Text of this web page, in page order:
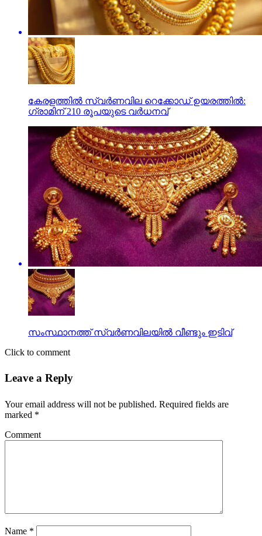
കേരളത്തില്‍ സ്വര്‍ണവില റെക്കോഡ് ഉയരത്തില്‍:
ഗ്രാമിന് 210 രൂപയുടെ വര്‍ധനവ്
സംസ്ഥാനത്ത് സ്വര്‍ണവിലയില്‍ വീണ്ടും ഇടിവ്
Click to comment
Leave a Reply
Your email address will not be published. Required fields are
marked *
Comment
Name *